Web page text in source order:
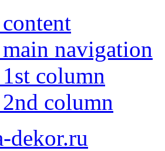
navigation
column
column
dekor.ru